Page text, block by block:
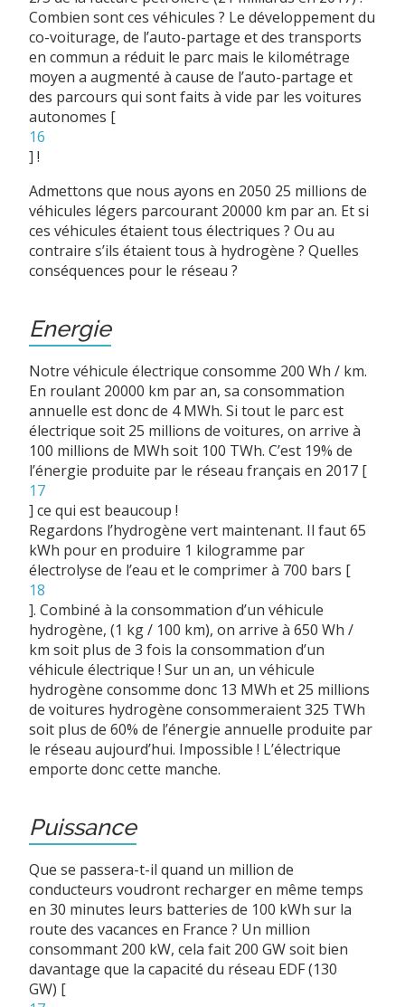
Combien sont ces véhicules ? Le développement du
co-voiturage, de l’auto-partage et des transports
en commun a réduit le parc mais le kilométrage
moyen a augmenté à cause de l’auto-partage et
des parcours qui sont faits à vide par les voitures
autonomes [
16
] !
Admettons que nous ayons en 2050 25 millions de
véhicules légers parcourant 20000 km par an. Et si
ces véhicules étaient tous électriques ? Ou au
contraire s’ils étaient tous à hydrogène ? Quelles
conséquences pour le réseau ?
Energie
Notre véhicule électrique consomme 200 Wh / km.
En roulant 20000 km par an, sa consommation
annuelle est donc de 4 MWh. Si tout le parc est
électrique soit 25 millions de voitures, on arrive à
100 millions de MWh soit 100 TWh. C’est 19% de
l’énergie produite par le réseau français en 2017 [
17
] ce qui est beaucoup !
Regardons l’hydrogène vert maintenant. Il faut 65
kWh pour en produire 1 kilogramme par
électrolyse de l’eau et le comprimer à 700 bars [
18
]. Combiné à la consommation d’un véhicule
hydrogène, (1 kg / 100 km), on arrive à 650 Wh /
km soit plus de 3 fois la consommation d’un
véhicule électrique ! Sur un an, un véhicule
hydrogène consomme donc 13 MWh et 25 millions
de voitures hydrogène consommeraient 325 TWh
soit plus de 60% de l’énergie annuelle produite par
le réseau aujourd’hui. Impossible ! L’électrique
emporte donc cette manche.
Puissance
Que se passera-t-il quand un million de
conducteurs voudront recharger en même temps
en 30 minutes leurs batteries de 100 kWh sur la
route des vacances en France ? Un million
consommant 200 kW, cela fait 200 GW soit bien
davantage que la capacité du réseau EDF (130
GW) [